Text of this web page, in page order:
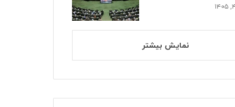
نمایش بیشتر